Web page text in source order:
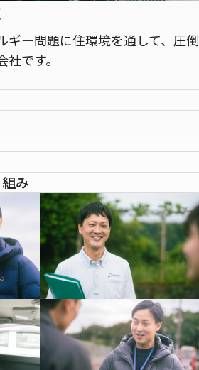
ギー問題に住環境を通して、圧倒
です。
み